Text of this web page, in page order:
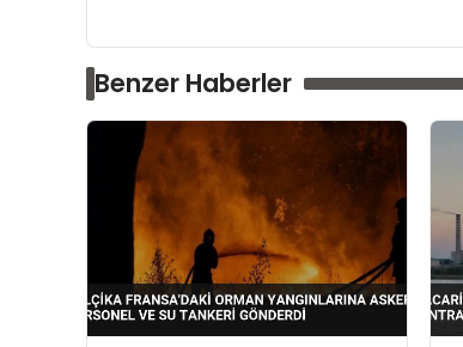
Benzer Haberler